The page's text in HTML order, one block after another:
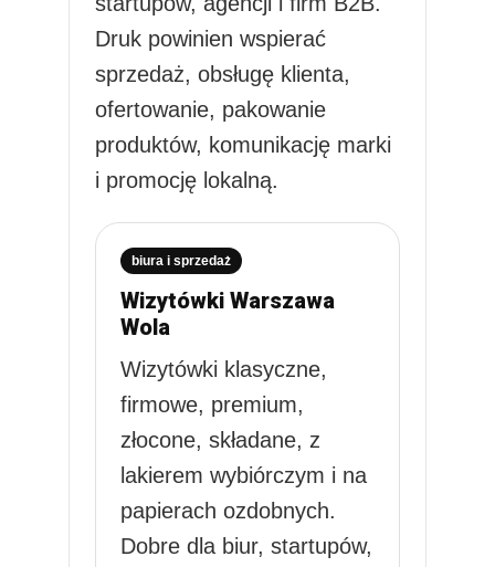
Druk powinien wspierać
sprzedaż, obsługę klienta,
ofertowanie, pakowanie
produktów, komunikację marki
i promocję lokalną.
biura i sprzedaż
Wizytówki Warszawa
Wola
Wizytówki klasyczne,
firmowe, premium,
złocone, składane, z
lakierem wybiórczym i na
papierach ozdobnych.
Dobre dla biur, startupów,